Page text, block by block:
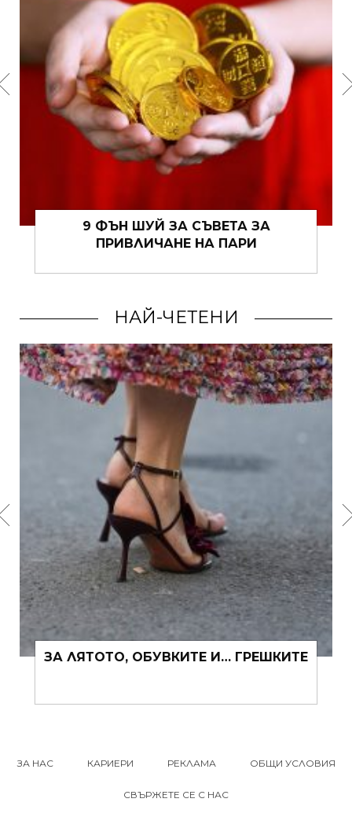
9 ФЪН ШУЙ ЗА СЪВЕТА ЗА
ПРИВЛИЧАНЕ НА ПАРИ
НАЙ-ЧЕТЕНИ
ЗА ЛЯТОТО, ОБУВКИТЕ И… ГРЕШКИТЕ
ЗА НАС КАРИЕРИ РЕКЛАМА ОБЩИ УСЛОВИЯ
СВЪРЖЕТЕ СЕ С НАС